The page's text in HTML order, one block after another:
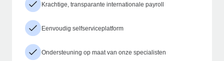
Krachtige, transparante internationale payroll
Eenvoudig selfserviceplatform
Ondersteuning op maat van onze specialisten